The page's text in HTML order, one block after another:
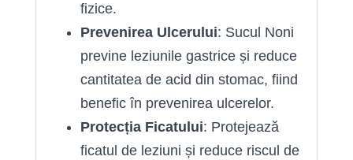
fizice.
Prevenirea Ulcerului: Sucul Noni
previne leziunile gastrice și reduce
cantitatea de acid din stomac, fiind
benefic în prevenirea ulcerelor.
Protecția Ficatului: Protejează
ficatul de leziuni și reduce riscul de